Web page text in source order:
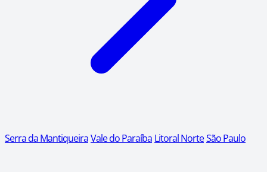
Serra da MantiqueiraVale do Paraíba Litoral NorteSão Paulo